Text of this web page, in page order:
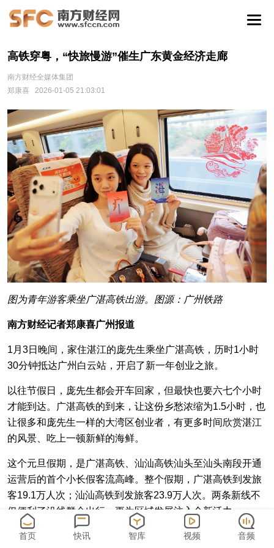
高铁穿粤，“快旅慢游”催生广东黄金经济走廊
南方财经全媒体集团
郑康喜
2026-01-05 21:03:01
图为青年游客乘坐广湛高铁出游。图源：广州铁路
南方财经记者郑康喜广州报道
1月3日晚间，家住湛江的庞先生乘坐广湛高铁，历时1小时
30分钟抵达广州白云站，开启了新一年创业之旅。
以往节假日，庞先生都会开车回家，但最快也要六七个小时
才能到达。广湛高铁的到来，让这份乡愁浓缩为1.5小时，也
让很多和庞先生一样的大湾区创业者，有更多时间欣赏湛江
的风景、吃上一顿新鲜的海鲜。
这个元旦假期，是广湛高铁、汕汕高铁汕头至汕头南段开通
运营后的首个小长假客流高峰。整个假期，广湛高铁到发旅
客19.1万人次；汕汕高铁到发旅客23.9万人次。两条新线不
仅便利了沿线群众出行，更为区域发展注入全新活力。
文旅市场的升温，最先证明了这一点。广湛高铁为沿线的阳
首页 快讯 智库 视频 音频